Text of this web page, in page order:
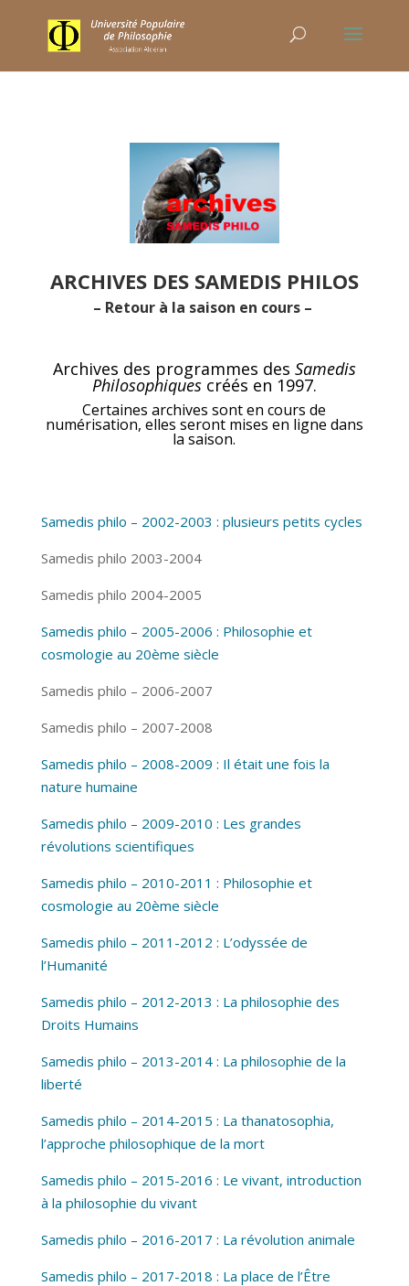
ARCHIVES DES SAMEDIS PHILOS
– Retour à la saison en cours–
Archives des programmes des Samedis
Philosophiquescréés en 1997.
Certaines archives sont en cours de
numérisation, elles seront mises en ligne dans
la saison.
Samedis philo – 2002-2003 : plusieurs petits cycles
Samedis philo 2003-2004
Samedis philo 2004-2005
Samedis philo – 2005-2006 : Philosophie et
cosmologie au 20ème siècle
Samedis philo – 2006-2007
Samedis philo – 2007-2008
Samedis philo – 2008-2009 : Il était une fois la
nature humaine
Samedis philo – 2009-2010 : Les grandes
révolutions scientifiques
Samedis philo – 2010-2011 : Philosophie et
cosmologie au 20ème siècle
Samedis philo – 2011-2012 : L’odyssée de
l’Humanité
Samedis philo – 2012-2013 : La philosophie des
Droits Humains
Samedis philo – 2013-2014 : La philosophie de la
liberté
Samedis philo – 2014-2015 : La thanatosophia,
l’approche philosophique de la mort
Samedis philo – 2015-2016 : Le vivant, introduction
à la philosophie du vivant
Samedis philo – 2016-2017 : La révolution animale
Samedis philo – 2017-2018 : La place de l’Être